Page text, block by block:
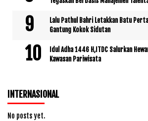
Lalu Pathul Bahri Letakkan Batu
Gantung Kokok Sidutan
Idul Adha 1446 H,ITDC Salurkan
Kawasan Pariwisata
INTERNASIONAL
No posts yet.